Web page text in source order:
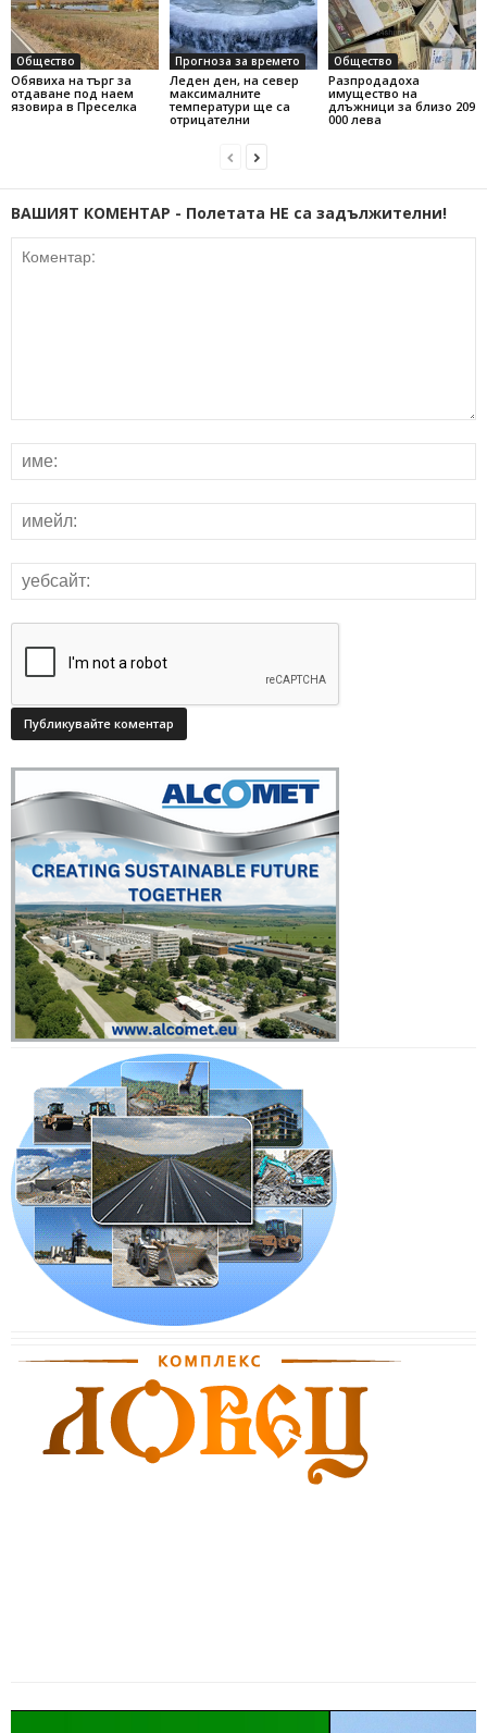
Общество
Обявиха на търг за
отдаване под наем
язовира в Преселка
Прогноза за времето
Леден ден, на север
максималните
температури ще са
отрицателни
Общество
Разпродадоха
имущество на
длъжници за близо 209
000 лева
ВАШИЯТ КОМЕНТАР - Полетата НЕ са задължителни!